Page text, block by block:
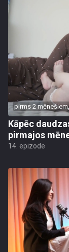
pirms 2
Kāpēc
pirmajos
14. epizode